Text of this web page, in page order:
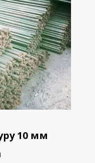
10 мм